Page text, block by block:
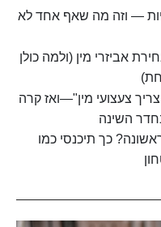
— וזה מה שאף אחד לא
אביזרי מין (ולמה כולן
צעצועי מין"—ואז קרה
השינה
כך תיכנסי כמו